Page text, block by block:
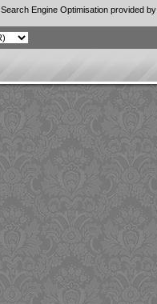
Search Engine Optimisation provided by